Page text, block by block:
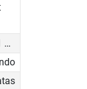
desde 251 cm